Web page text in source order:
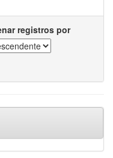
registros por